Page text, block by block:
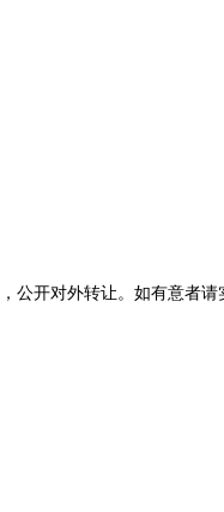
公开对外转让。如有意者请